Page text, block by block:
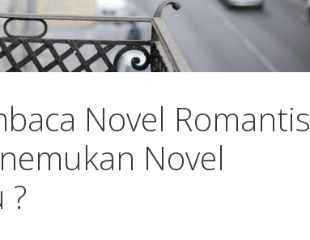
Novel Romantis
Novel